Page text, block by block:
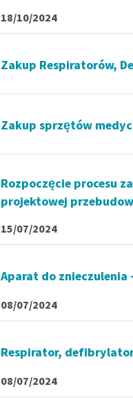
18/10/2024
Zakup Respiratorów,
Zakup sprzętów
Rozpoczęcie procesu
projektowej
15/07/2024
Aparat do znieczulenia
08/07/2024
Respirator,
08/07/2024